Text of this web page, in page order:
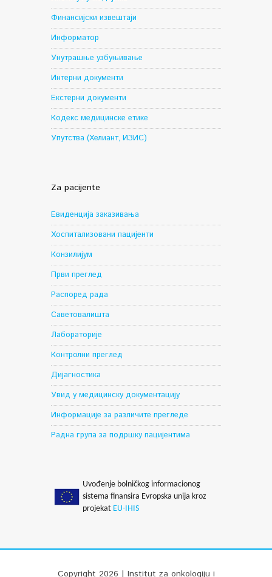
Финансијски извештаји
Информатор
Унутрашње узбуњивање
Интерни документи
Екстерни документи
Кодекс медицинске етике
Упутства (Хелиант, ИЗИС)
Za pacijente
Евиденција заказивања
Хоспитализовани пацијенти
Конзилијум
Први преглед
Распоред рада
Саветовалишта
Лабораторије
Контролни преглед
Дијагностика
Увид у медицинску документацију
Информације за различите прегледе
Радна група за подршку пацијентима
Uvođenje bolničkog informacionog
sistema finansira Evropska unija kroz
projekat EU-IHIS
Copyright 2026 | Institut za onkologiju i